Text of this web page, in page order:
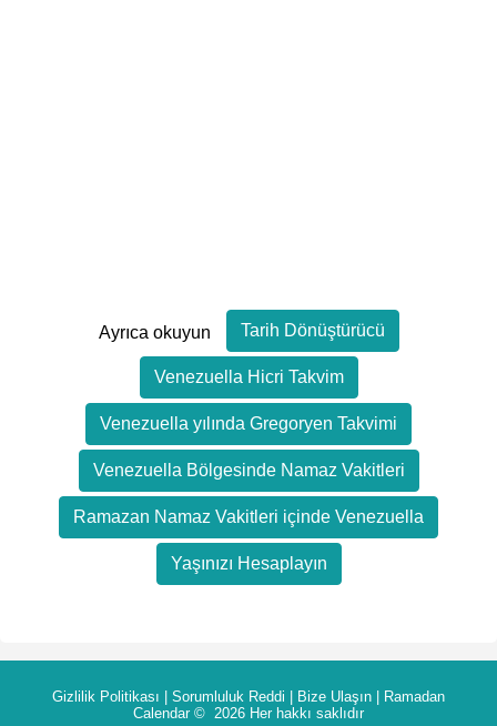
Ayrıca okuyun Tarih Dönüştürücü
Venezuella Hicri Takvim
Venezuella yılında Gregoryen Takvimi
Venezuella Bölgesinde Namaz Vakitleri
Ramazan Namaz Vakitleri içinde Venezuella
Yaşınızı Hesaplayın
Gizlilik Politikası Sorumluluk Reddi Bize Ulaşın
Ramadan
Calendar© 2026 Her hakkı saklıdır